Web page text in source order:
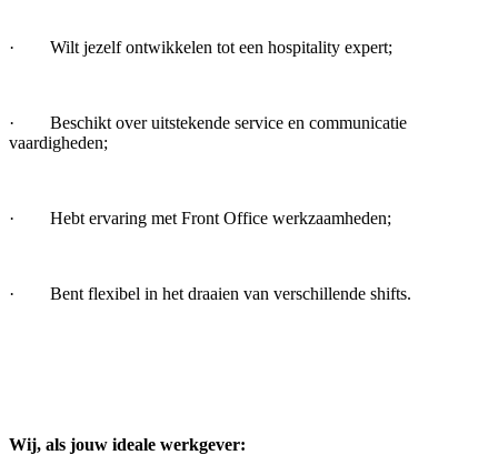
· Wilt jezelf ontwikkelen tot een hospitality expert;
· Beschikt over uitstekende service en communicatie
vaardigheden;
· Hebt ervaring met Front Office werkzaamheden;
· Bent flexibel in het draaien van verschillende shifts.
Wij, als jouw ideale werkgever: